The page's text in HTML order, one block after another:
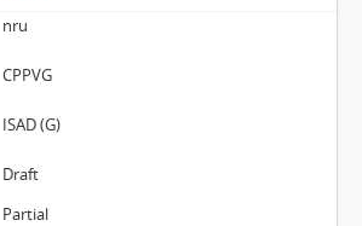
nru
CPPVG
ISAD (G)
Draft
Partial